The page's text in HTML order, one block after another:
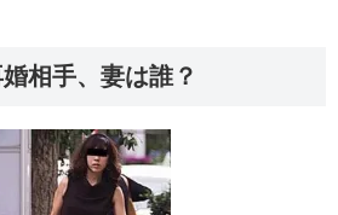
相手、妻は誰？